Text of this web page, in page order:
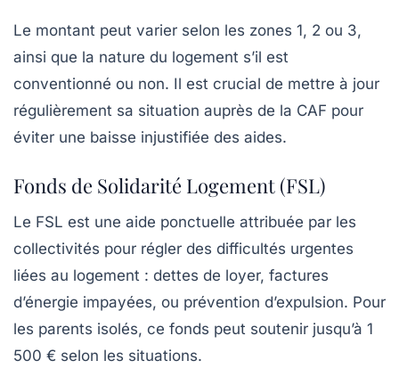
Le montant peut varier selon les zones 1, 2 ou 3,
ainsi que la nature du logement s’il est
conventionné ou non. Il est crucial de mettre à jour
régulièrement sa situation auprès de la CAF pour
éviter une baisse injustifiée des aides.
Fonds de Solidarité Logement (FSL)
Le FSL est une aide ponctuelle attribuée par les
collectivités pour régler des difficultés urgentes
liées au logement : dettes de loyer, factures
d’énergie impayées, ou prévention d’expulsion. Pour
les parents isolés, ce fonds peut soutenir jusqu’à 1
500 € selon les situations.